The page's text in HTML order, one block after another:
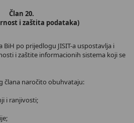
Član 20.
i zaštita podataka)
po prijedlogu JISIT-a uspostavlja i
i zaštite informacionih sistema koji se
člana naročito obuhvataju:
i ranjivosti;